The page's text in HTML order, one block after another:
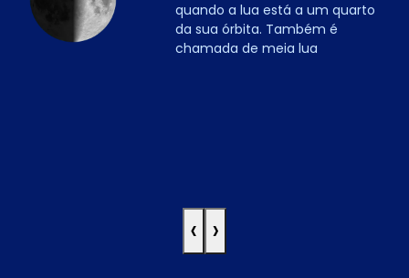
quando a lua está a um quarto
da sua órbita. Também é
chamada de meia lua
‹ ›